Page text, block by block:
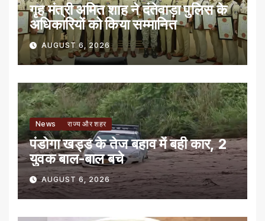
गृह मंत्री अमित शाह ने दंतेवाड़ा पुलिस के
अधिकारियों को किया सम्मानित
AUGUST 6, 2026
News राज्य और शहर
पंडोगा खड्ड के तेज बहाव में बही कार, 2
युवक बाल-बाल बचे
AUGUST 6, 2026